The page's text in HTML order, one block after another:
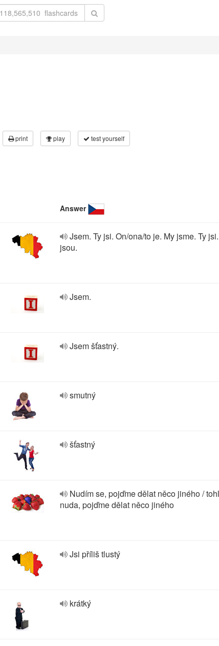
print play test yourself
Answer
Jsem. Ty jsi. On/ona/to je. My jsme. Ty
jsou.
Jsem.
Jsem šťastný.
smutný
šťastný
Nudím se, pojďme dělat něco jiného /
nuda, pojďme dělat něco jiného
Jsi příliš tlustý
krátký